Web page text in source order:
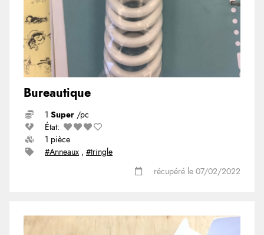
Bureautique
1 Super /pc
État:
1 pièce
#Anneaux , #tringle
récupéré le 07/02/2022